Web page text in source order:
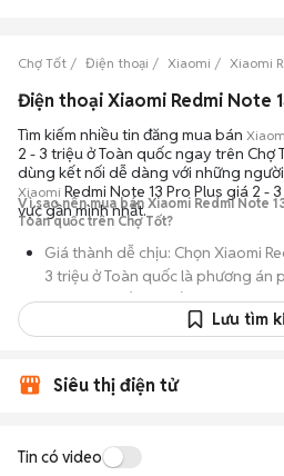
Chợ Tốt Điện thoại Xiaomi Xiaomi
Tìm kiếm nhiều tin đăng mua bán
2 - 3 triệu ở Toàn quốc ngay trên Chợ
dùng kết nối dễ dàng với những
Xiaomi Redmi Note 13 Pro Plus giá 2 -
vực gần mình nhất.
Vì sao nên mua bán Xiaomi Redmi Note
Toàn quốc trên Chợ Tốt?
Giá thành dễ chịu: Chọn Xiaomi
3 triệu ở Toàn quốc là phương án
sử dụng thiết bị chất lượng nhưng
Plus giá 2 - 3 triệu ở Toàn quốc
An tâm kiểm tra máy: Cơ chế
Lưu tìm
Siêu thị điện tử
Tin có video